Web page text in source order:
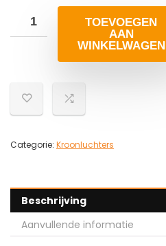
TOEVOEGEN
AAN
WINKELWAGEN
Categorie: Kroonluchters
Beschrijving
Aanvullende informatie